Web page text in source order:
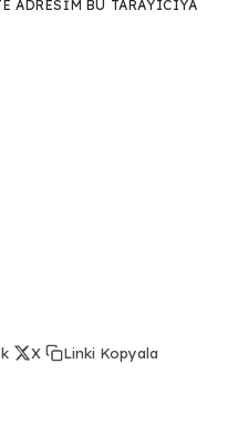
ADRESIM BU TARAYICIYA
X Linki Kopyala